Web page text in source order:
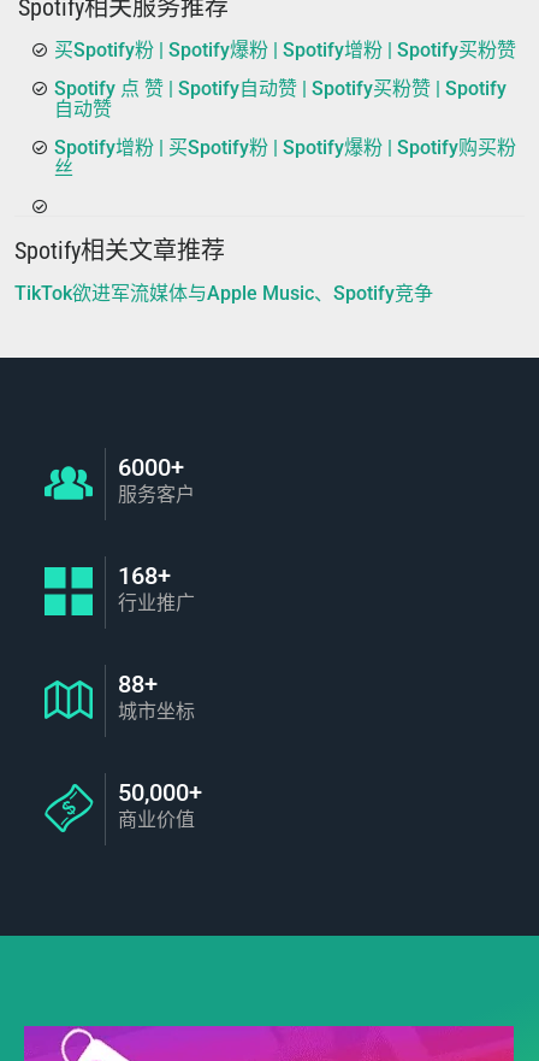
Spotify相关服务推荐
买Spotify粉 | Spotify爆粉 | Spotify增粉 | Spotify买粉赞
Spotify 点 赞 | Spotify自动赞 | Spotify买粉赞 | Spotify
自动赞
Spotify增粉 | 买Spotify粉 | Spotify爆粉 | Spotify购买粉
丝
Spotify相关文章推荐
TikTok欲进军流媒体与Apple Music、Spotify竞争
6000+
服务客户
168+
行业推广
88+
城市坐标
50,000+
商业价值